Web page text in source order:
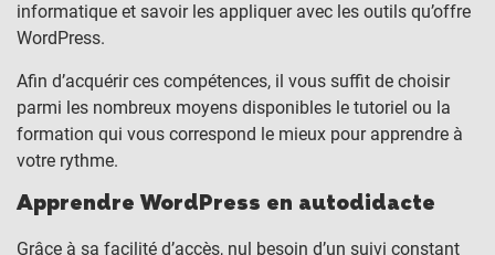
informatique et savoir les appliquer avec les outils qu’offre
WordPress.
Afin d’acquérir ces compétences, il vous suffit de choisir
parmi les nombreux moyens disponibles le tutoriel ou la
formation qui vous correspond le mieux pour apprendre à
votre rythme.
Apprendre WordPress en autodidacte
Grâce à sa facilité d’accès, nul besoin d’un suivi constant